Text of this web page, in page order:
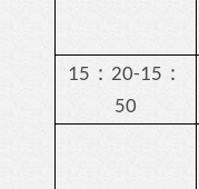
15 ： 20-15 ：
50